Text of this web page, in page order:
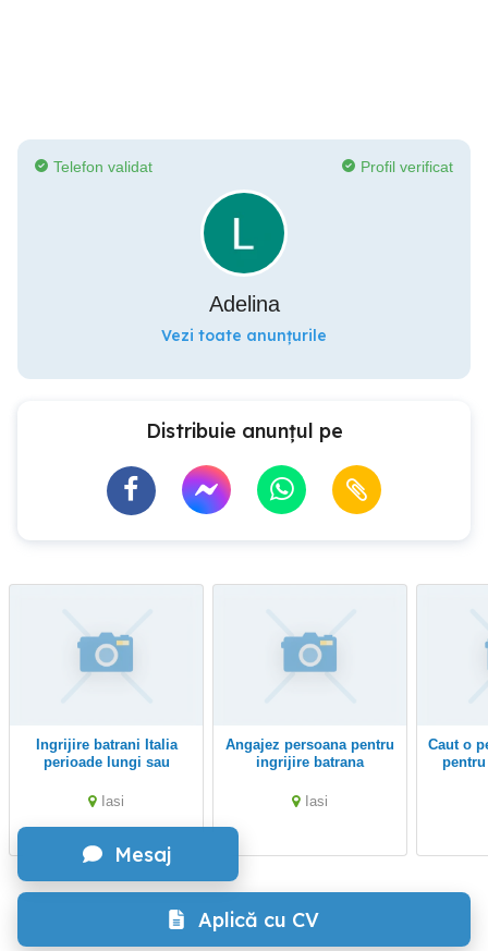
Mesaj
Aplică cu CV
Telefon validat Profil verificat
Adelina
Vezi toate anunțurile
Distribuie anunțul pe
perioade lungi sau
Iasi
Angajez persoana pentru
ingrijire batrana
Iasi
Caut o persoană serioasa